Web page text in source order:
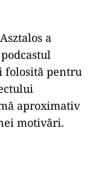
a
folosită pentru
aproximativ
motivări.